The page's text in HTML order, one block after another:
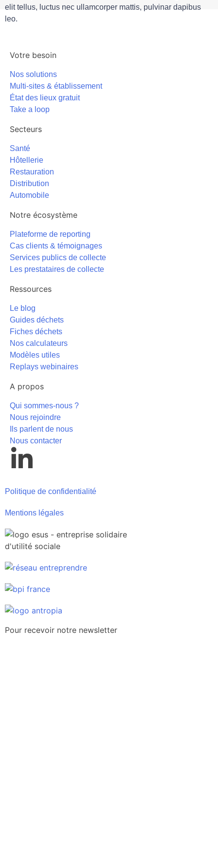
elit tellus, luctus nec ullamcorper mattis, pulvinar dapibus
leo.
Votre besoin
Nos solutions
Multi-sites & établissement
État des lieux gratuit
Take a loop
Secteurs
Santé
Hôtellerie
Restauration
Distribution
Automobile
Notre écosystème
Plateforme de reporting
Cas clients & témoignages
Services publics de collecte
Les prestataires de collecte
Ressources
Le blog
Guides déchets
Fiches déchets
Nos calculateurs
Modèles utiles
Replays webinaires
A propos
Qui sommes-nous ?
Nous rejoindre
Ils parlent de nous
Nous contacter
Politique de confidentialité
Mentions légales
Pour recevoir notre newsletter